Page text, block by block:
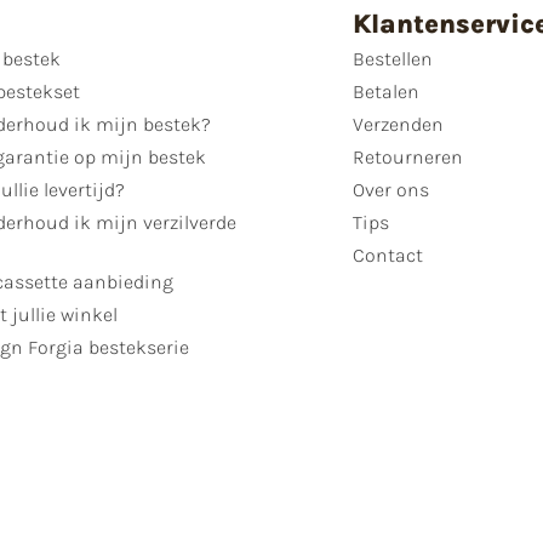
ik mijn bestek?
op mijn bestek
levertijd?
ik mijn verzilverde
aanbieding
jullie winkel
Forgia bestekserie
Bestellen
Betalen
Verzenden
Retourneren
Over ons
Tips
Contact